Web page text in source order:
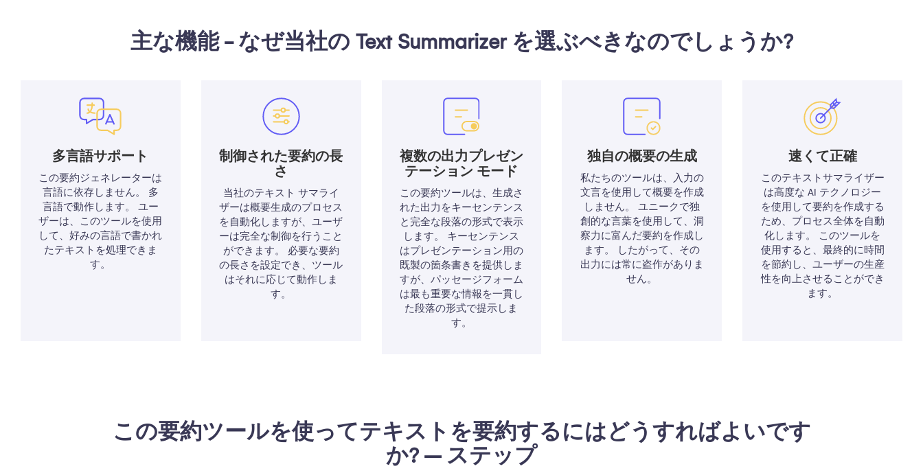
主な機能 - なぜ当社の Text Summarizer を選ぶべきなのでしょうか?
多言語サポート
この要約ジェネレーターは
言語に依存しません。 多
言語で動作します。 ユー
ザーは、このツールを使用
して、好みの言語で書かれ
たテキストを処理できま
す。
制御された要約の長
さ
当社のテキスト サマライ
ザーは概要生成のプロセス
を自動化しますが、ユーザ
ーは完全な制御を行うこと
ができます。 必要な要約
の長さを設定でき、ツール
はそれに応じて動作しま
す。
複数の出力プレゼン
テーション モード
この要約ツールは、生成さ
れた出力をキーセンテンス
と完全な段落の形式で表示
します。 キーセンテンス
はプレゼンテーション用の
既製の箇条書きを提供しま
すが、パッセージフォーム
は最も重要な情報を一貫し
た段落の形式で提示しま
す。
独自の概要の生成
私たちのツールは、入力の
文言を使用して概要を作成
しません。 ユニークで独
創的な言葉を使用して、洞
察力に富んだ要約を作成し
ます。 したがって、その
出力には常に盗作がありま
せん。
速くて正確
このテキストサマライザー
は高度な AI テクノロジー
を使用して要約を作成する
ため、プロセス全体を自動
化します。 このツールを
使用すると、最終的に時間
を節約し、ユーザーの生産
性を向上させることができ
ます。
この要約ツールを使ってテキストを要約するにはどうすればよいです
か? – ステップ